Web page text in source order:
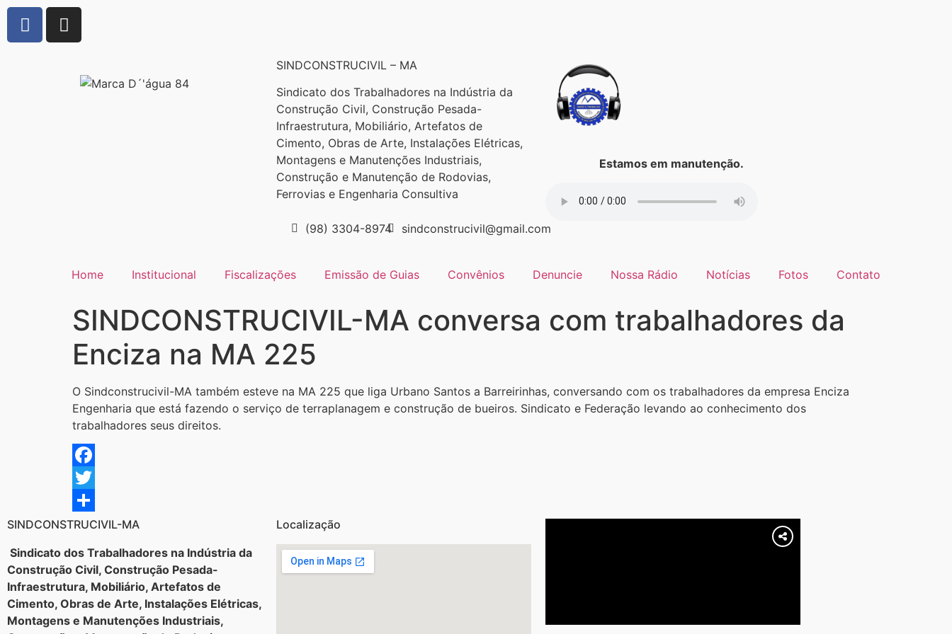
SINDCONSTRUCIVIL – MA
Sindicato dos Trabalhadores na Indústria da
Construção Civil, Construção Pesada-
Infraestrutura, Mobiliário, Artefatos de
Cimento, Obras de Arte, Instalações Elétricas,
Montagens e Manutenções Industriais,
Construção e Manutenção de Rodovias,
Ferrovias e Engenharia Consultiva
(98) 3304-8974 sindconstrucivil@gmail.com
Estamos em manutenção.
Home Institucional Fiscalizações Emissão de Guias Convênios Denuncie Nossa Rádio Notícias Fotos Contato
SINDCONSTRUCIVIL-MA conversa com trabalhadores da
Enciza na MA 225
O Sindconstrucivil-MA também esteve na MA 225 que liga Urbano Santos a Barreirinhas, conversando com os trabalhadores da empresa Enciza
Engenharia que está fazendo o serviço de terraplanagem e construção de bueiros. Sindicato e Federação levando ao conhecimento dos
trabalhadores seus direitos.
Facebook
Twitter
Share
SINDCONSTRUCIVIL-MA
Sindicato dos Trabalhadores na Indústria da
Construção Civil, Construção Pesada-
Infraestrutura, Mobiliário, Artefatos de
Cimento, Obras de Arte, Instalações Elétricas,
Montagens e Manutenções Industriais,
Localização